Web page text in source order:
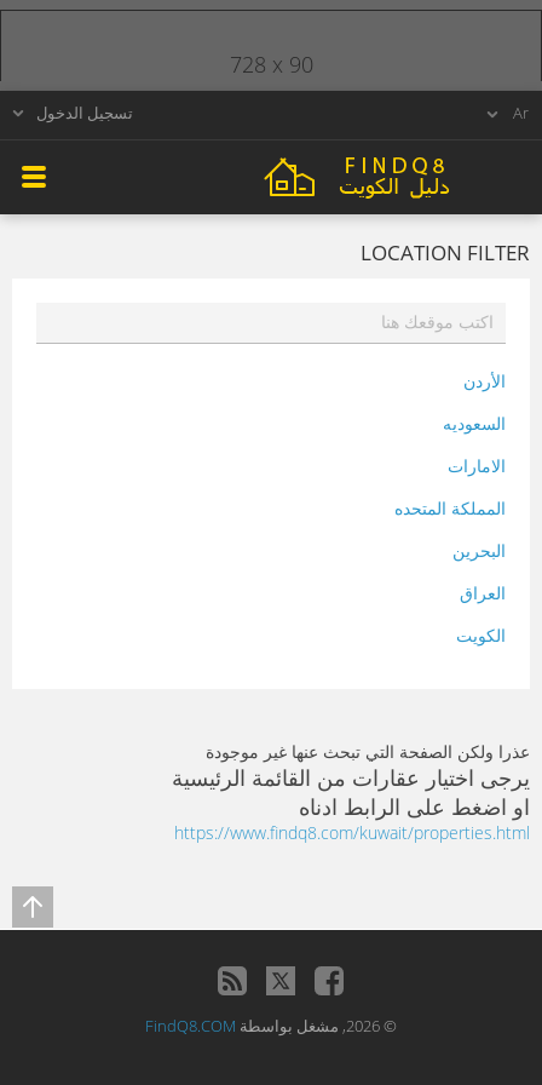
تسجيل الدخول
LOCATION FILTER
الأردن
السعوديه
الامارات
المملكة المتحده
البحرين
العراق
الكويت
سلطنة عمان
فلسطين
قطر
تونس
عذرا ولكن الصفحة التي تبحث عنها غير موجودة
يرجى اختيار عقارات من القائمة الرئيسية
او اضغط على الرابط ادناه
https://www.findq8.com/kuwait/properties.html
728 x 90
© 2026, مشغل بواسطة FindQ8.COM